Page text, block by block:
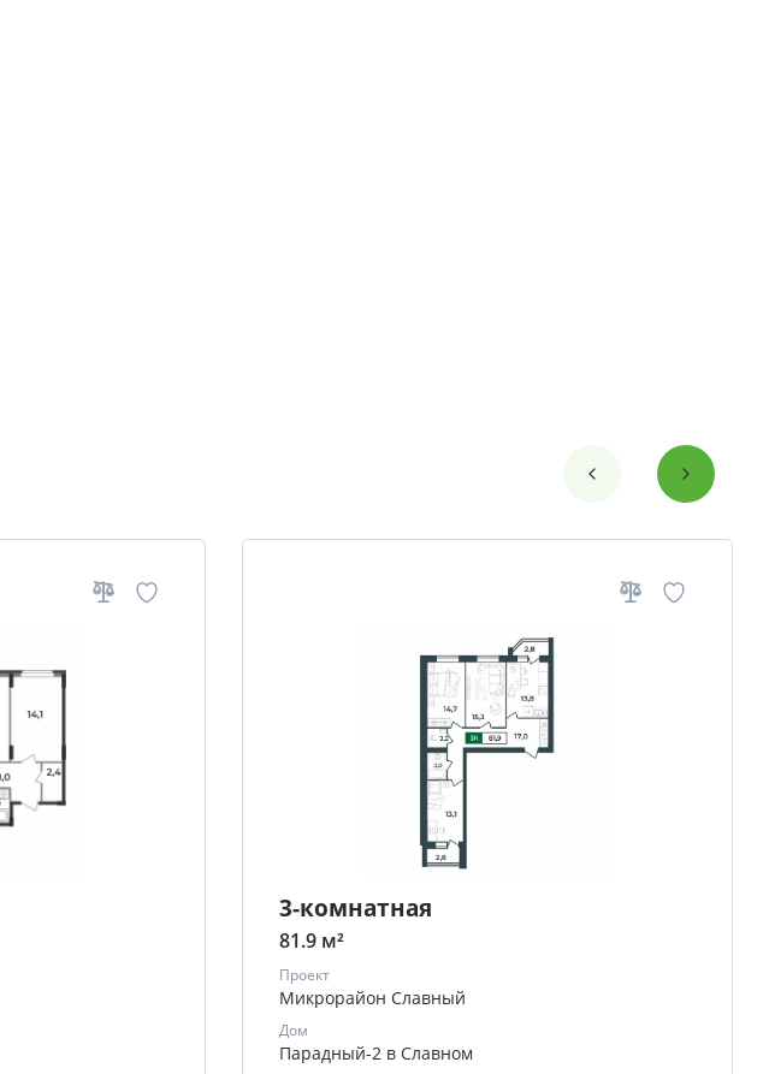
3-комнатная
81.9 м²
Проект
Микрорайон Славный
Дом
Парадный-2 в Славном